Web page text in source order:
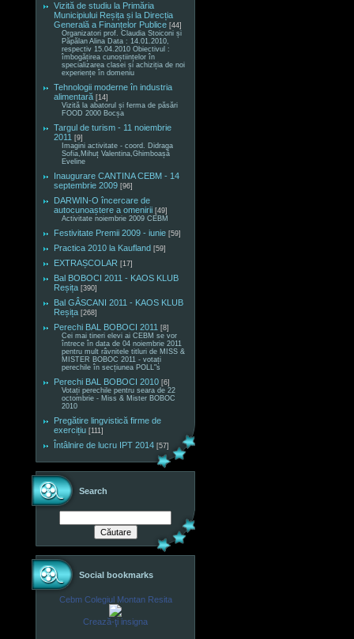
Vizită de studiu la Primăria
Municipiului Reșița și la Direcția
Generală a Finanțelor Publice [44]
Organizatori prof. Claudia Stoiconi și
Păpălan Alina Data : 14.01.2010,
respectiv 15.04.2010 Obiectivul :
îmbogățirea cunoștiințelor în
specializarea clasei și achiziția de noi
experiențe în domeniu
Tehnologii moderne în industria
alimentară [14]
Vizită la abatorul și ferma de păsări
FOOD 2000 Bocșa
Targul de turism - 11 noiembrie
2011 [9]
Imagini activitate - coord. Didraga
Sofia,Mihuț Valentina,Ghimboașă
Eveline
Inaugurare CANTINA CEBM - 14
septembrie 2009 [96]
DARWIN-O încercare de
autocunoaștere a omenirii [49]
Activitate noiembrie 2009 CEBM
Festivitate Premii 2009 - iunie [59]
Practica 2010 la Kaufland [59]
EXTRAȘCOLAR [17]
Bal BOBOCI 2011 - KAOS KLUB
Reșița [390]
Bal GÂSCANI 2011 - KAOS KLUB
Reșița [268]
Perechi BAL BOBOCI 2011 [8]
Cei mai tineri elevi ai CEBM se vor
întrece în data de 04 noiembrie 2011
pentru mult râvnitele titluri de MISS &
MISTER BOBOC 2011 - votați
perechile în secțiunea POLL"s
Perechi BAL BOBOCI 2010 [6]
Votați perechile pentru seara de 22
octombrie - Miss & Mister BOBOC
2010
Pregătire lingvistică firme de
exercițiu [111]
Întâlnire de lucru IPT 2014 [57]
Search
Social bookmarks
Cebm Colegiul Montan Resita
Crează-ţi insigna